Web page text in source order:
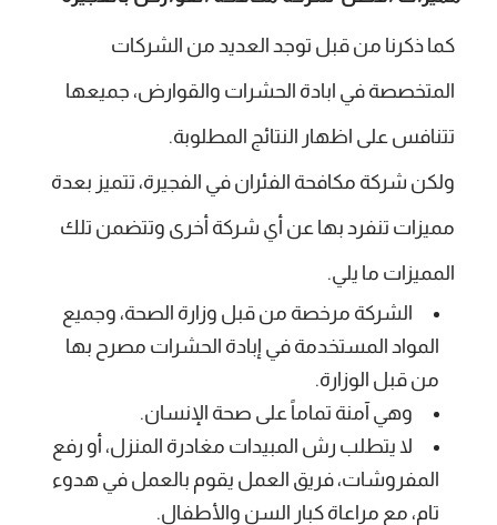
كما ذكرنا من قبل توجد العديد من الشركات
المتخصصة في ابادة الحشرات والقوارض، جميعها
تتنافس على اظهار النتائج المطلوبة.
ولكن شركة مكافحة الفئران في الفجيرة، تتميز بعدة
مميزات تنفرد بها عن أي شركة أخرى وتتضمن تلك
المميزات ما يلي.
الشركة مرخصة من قبل وزارة الصحة، وجميع
المواد المستخدمة في إبادة الحشرات مصرح بها
من قبل الوزارة.
وهي آمنة تماماً على صحة الإنسان.
لا يتطلب رش المبيدات مغادرة المنزل، أو رفع
المفروشات، فريق العمل يقوم بالعمل في هدوء
تام، مع مراعاة كبار السن والأطفال.